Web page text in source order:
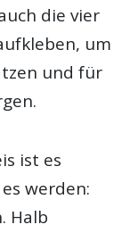
die vier
um
und für
ist es
werden:
Halb